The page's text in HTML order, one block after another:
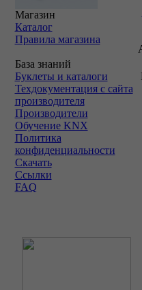
Магазин
Каталог
Правила магазина
База знаний
Буклеты и каталоги
Техдокументация с сайта
производителя
Производители
Обучение KNX
Политика
конфиденциальности
Скачать
Ссылки
FAQ